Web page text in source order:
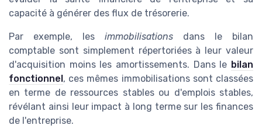
capacité à générer des flux de trésorerie.
Par exemple, les immobilisations dans le bilan
comptable sont simplement répertoriées à leur valeur
d'acquisition moins les amortissements. Dans le bilan
fonctionnel , ces mêmes immobilisations sont classées
en terme de ressources stables ou d'emplois stables,
révélant ainsi leur impact à long terme sur les finances
de l'entreprise.